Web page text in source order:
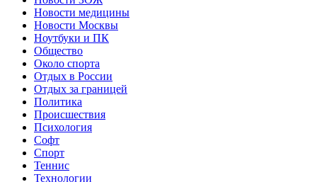
Новости медицины
Новости Москвы
Ноутбуки и ПК
Общество
Около спорта
Отдых в России
Отдых за границей
Политика
Происшествия
Психология
Софт
Спорт
Теннис
Технологии